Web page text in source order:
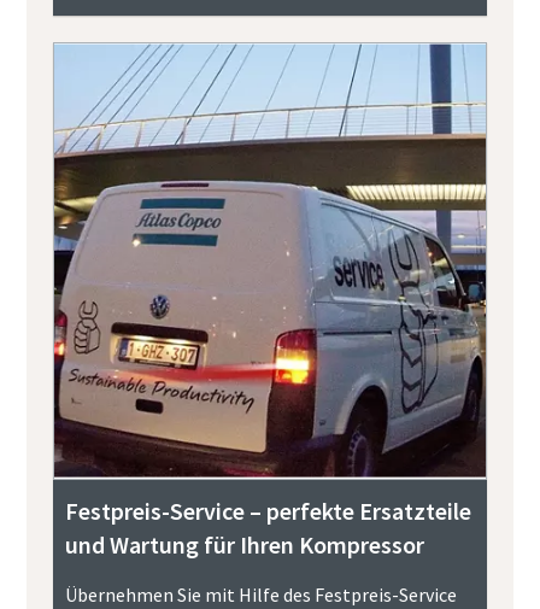
Festpreis-Service – perfekte Ersatzteile
und Wartung für Ihren Kompressor
Übernehmen Sie mit Hilfe des Festpreis-Service